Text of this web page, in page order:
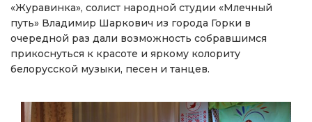
«Журавинка», солист народной студии «Млечный
путь» Владимир Шаркович из города Горки в
очередной раз дали возможность собравшимся
прикоснуться к красоте и яркому колориту
белорусской музыки, песен и танцев.